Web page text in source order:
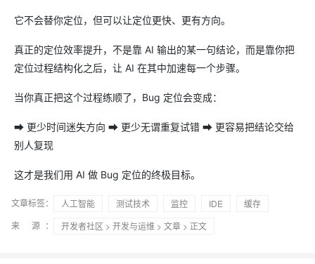
它不会替你定位，但可以让定位更快、更有方向。
真正的定位效率提升，不是靠 AI 输出的某一句结论，而是靠你把
定位过程结构化之后，让 AI 在其中加速每一个步骤。
当你真正把这个过程练顺了，Bug 定位会变成：
➡ 更少时间迷失方向 ➡ 更少无谓重复试错 ➡ 更容易把结论交给
别人复现
这才是我们用 AI 做 Bug 定位的终极目标。
文章标签： 人工智能 测试技术 监控 IDE
缓存
来 源：
开发者社区 > 开发与运维 > 文章 > 正文